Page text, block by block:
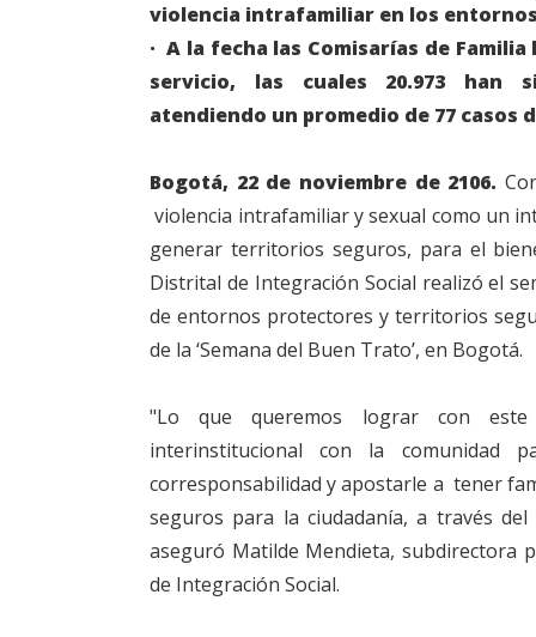
violencia intrafamiliar en los
· A la fecha las Comisarías de
servicio, las cuales 20.973 han
atendiendo un promedio de 77 casos
Bogotá, 22 de noviembre de 2106.
violencia intrafamiliar y sexual como un
generar territorios seguros, para el
Distrital de Integración Social realizó el
de entornos protectores y territorios
de la ‘Semana del Buen Trato’, en Bogotá.
"Lo que queremos lograr con
interinstitucional con la comunidad
corresponsabilidad y apostarle a tener
seguros para la ciudadanía, a través
aseguró Matilde Mendieta, subdirectora
de Integración Social.